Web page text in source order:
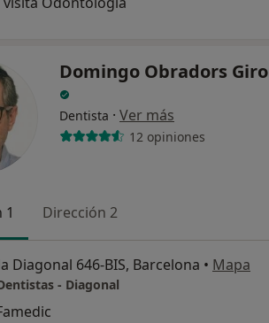
Domingo Obradors Giro
Dentista · Ver más
12 opiniones
1 Dirección 2
Diagonal 646-BIS, Barcelona • Mapa
- Diagonal